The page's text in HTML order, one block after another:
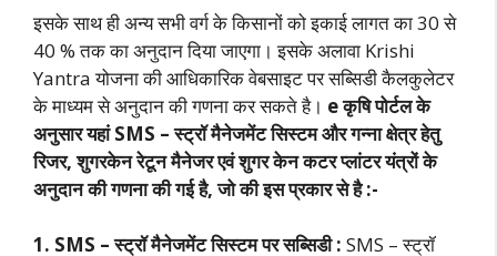
इसके साथ ही अन्य सभी वर्ग के किसानों को इकाई लागत का 30 से
40 % तक का अनुदान दिया जाएगा। इसके अलावा Krishi
Yantra योजना की आधिकारिक वेबसाइट पर सब्सिडी कैलकुलेटर
के माध्यम से अनुदान की गणना कर सकते है। e कृषि पोर्टल के
अनुसार यहां SMS – स्ट्रॉ मैनेजमेंट सिस्टम और गन्ना क्षेत्र हेतु
रिजर, शुगरकेन रेटून मैनेजर एवं शुगर केन कटर प्लांटर यंत्रों के
अनुदान की गणना की गई है, जो की इस प्रकार से है :-
1. SMS – स्ट्रॉ मैनेजमेंट सिस्टम पर सब्सिडी : SMS – स्ट्रॉ